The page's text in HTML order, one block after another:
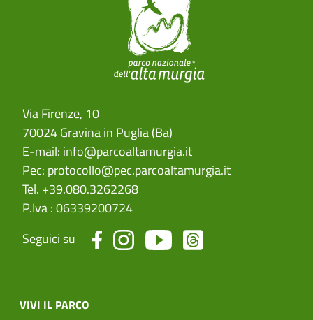
Via Firenze, 10
70024 Gravina in Puglia (Ba)
E-mail: info@parcoaltamurgia.it
Pec: protocollo@pec.parcoaltamurgia.it
Tel. +39.080.3262268
P.Iva : 06339200724
Seguici su
menu top footer
VIVI IL PARCO